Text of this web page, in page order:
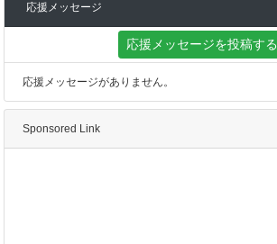
応援メッセージ
応援メッセージを投稿する
応援メッセージがありません。
Sponsored Link